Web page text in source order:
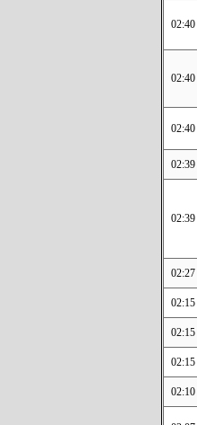
02:40
02:40
02:40
02:39
02:39
02:27
02:15
02:15
02:15
02:10